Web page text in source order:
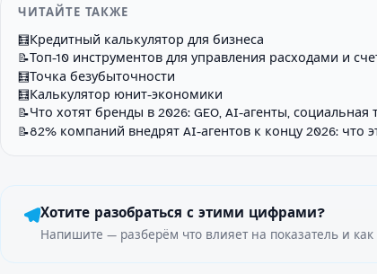
ЧИТАЙТЕ ТАКЖЕ
🧮Кредитный калькулятор для бизнеса
📝Топ-10 инструментов для управления расходами и
🧮Точка безубыточности
🧮Калькулятор юнит-экономики
📝Что хотят бренды в 2026: GEO, AI-агенты, социальная
📝82% компаний внедрят AI-агентов к концу 2026: что
Хотите разобраться с этими цифрами?
Напишите — разберём что влияет на показатель и